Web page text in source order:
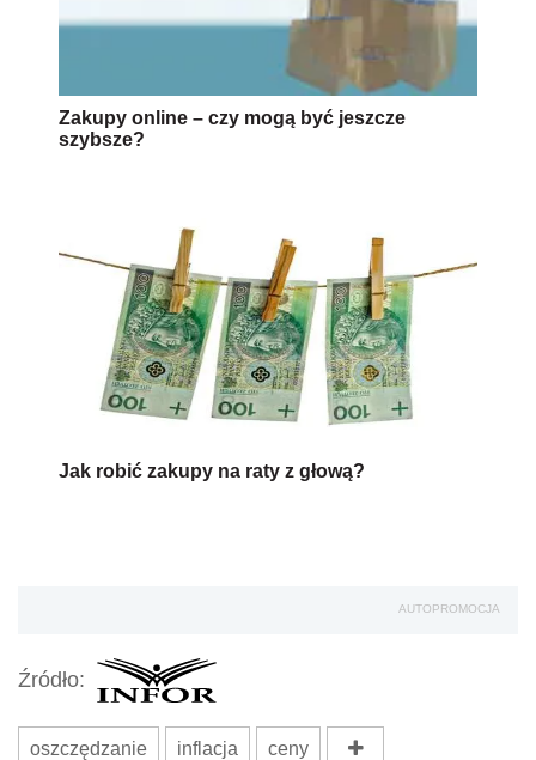
Zakupy online – czy mogą być jeszcze
szybsze?
Jak robić zakupy na raty z głową?
AUTOPROMOCJA
Źródło:
oszczędzanie inflacja ceny